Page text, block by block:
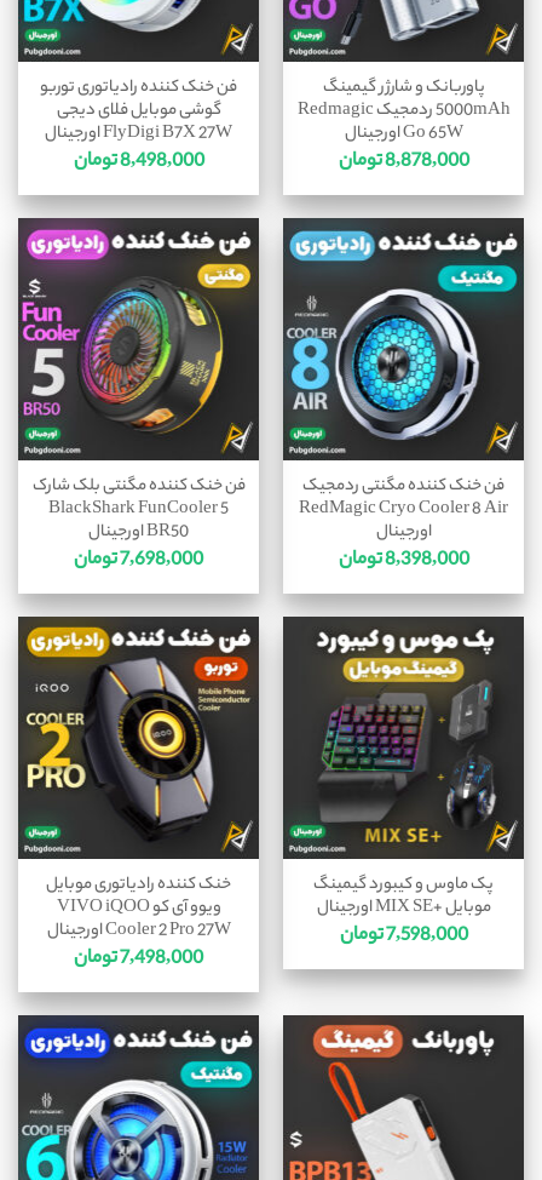
پاوربانک و شارژر گیمینگ
5000mAh ردمجیک Redmagic
Go 65W اورجینال
8,878,000تومان
فن خنک کننده رادیاتوری توربو
گوشی موبایل فلای دیجی
FlyDigi B7X 27W اورجینال
8,498,000تومان
فن خنک کننده مگنتی ردمجیک
RedMagic Cryo Cooler 8 Air
اورجینال
8,398,000تومان
فن خنک کننده مگنتی بلک شارک
BlackShark FunCooler 5
BR50 اورجینال
7,698,000تومان
پک ماوس و کیبورد گیمینگ
موبایل +MIX SE اورجینال
7,598,000تومان
خنک کننده رادیاتوری موبایل
ویوو آی کو VIVO iQOO
Cooler 2 Pro 27W اورجینال
7,498,000تومان